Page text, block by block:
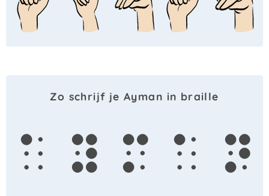
Zo schrijf je Ayman in braille
a y m a n